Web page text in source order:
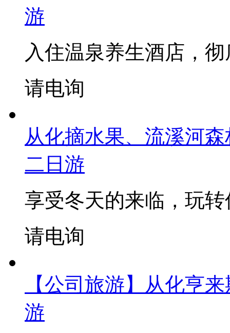
游
入住温泉养生酒店，
请电询
从化摘水果、流溪河
二日游
享受冬天的来临，玩
请电询
【公司旅游】从化亨
游